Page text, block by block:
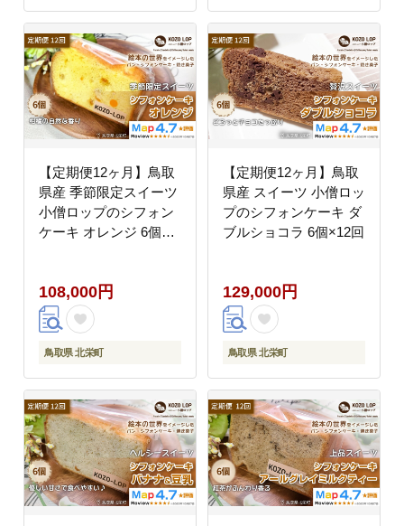
【定期便12ヶ月】鳥取
県産 季節限定スイーツ
小僧ロップのシフォン
ケーキ オレンジ 6個
108,000円
鳥取県 北栄町
【定期便12ヶ月】鳥取
県産 スイーツ 小僧ロッ
プのシフォンケーキ ダ
ブルショコラ 6個×12回
129,000円
鳥取県 北栄町